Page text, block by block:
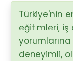
Türkiye'nin
eğitimleri,
deneyimli,